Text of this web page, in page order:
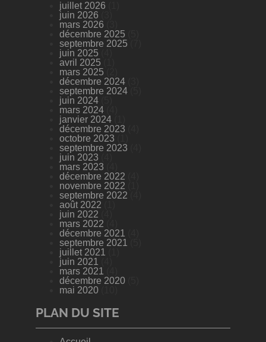
juillet 2026
juin 2026
mars 2026
décembre 2025
septembre 2025
juin 2025
avril 2025
mars 2025
décembre 2024
septembre 2024
juin 2024
mars 2024
janvier 2024
décembre 2023
octobre 2023
septembre 2023
juin 2023
mars 2023
décembre 2022
novembre 2022
septembre 2022
août 2022
juin 2022
mars 2022
décembre 2021
septembre 2021
juillet 2021
juin 2021
mars 2021
décembre 2020
mai 2020
PLAN DU SITE